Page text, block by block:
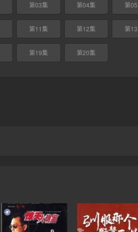
第03集 第04集 第
第11集 第12集 第
第19集 第20集